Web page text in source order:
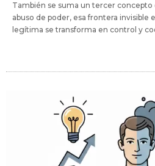
También se suma un tercer concepto
abuso de poder, esa frontera invisible
legítima se transforma en control y